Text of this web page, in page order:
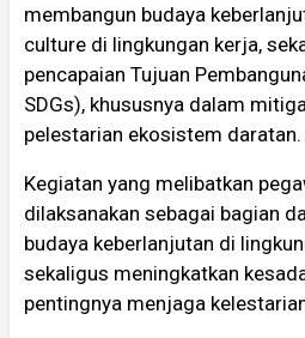
membangun budaya
culture di lingkungan kerja,
pencapaian Tujuan
SDGs), khususnya dalam
pelestarian ekosistem daratan.
Kegiatan yang melibatkan
dilaksanakan sebagai bagian
budaya keberlanjutan di
sekaligus meningkatkan
pentingnya menjaga